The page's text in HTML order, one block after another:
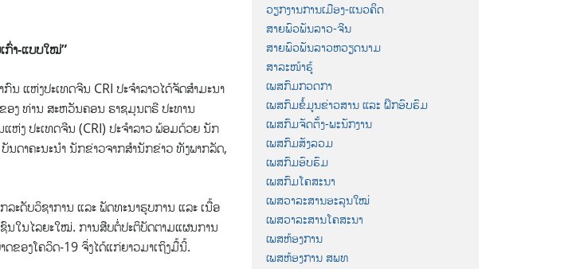
ກົ່າ-ແບບໃໝ່”
ນ ແຫ່ງປະເທດຈີນ CRI ປະຈຳລາວໄດ້ຈັດສຳມະນາ
ອງ ທ່ານ ສະຫວັນຄອນ ຣາຊມຸນຕຣີ ປະທານ
ງ ປະເທດຈີນ (CRI) ປະຈຳລາວ ພ້ອມດ້ວຍ ນັກ
ດາຄະນະນໍາ ນັກຂ່າວຈາກສໍານັກຂ່າວ ທັງພາກລັດ,
ດັບວິຊາການ ແລະ ພັດທະນາຮູບການ ແລະ ເນື້ອ
ໃນໄລຍະໃໝ່. ການສືບຕໍ່ປະຕິບັດຕາມແຜນການ
ຂອງໂຄວິດ-19 ຈຶ່ງໄດ້ແກ່ຍາວມາເຖິງມື້ນີ້.
ວຽກງານການເມືອງ-ແນວຄິດ
ສາຍພົວພັນລາວ-ຈີນ
ສາຍພົວພັນລາວຫວຽດນາມ
ສາລະໜ້າຮູ້
ເພສກົມກວດກາ
ເພສກົມຂໍ້ມູນຂ່າວສານ ແລະ ຝຶກອົບຮົມ
ເພສກົມຈັດຕັ້ງ-ພະນັກງານ
ເພສກົມສັງລວມ
ເພສກົມອົບຮົມ
ເພສກົມໂຄສະນາ
ເພສວາລະສານອະລຸນໃໝ່
ເພສວາລະສານໂຄສະນາ
ເພສຫ້ອງການ
ເພສຫ້ອງການ ສພທ